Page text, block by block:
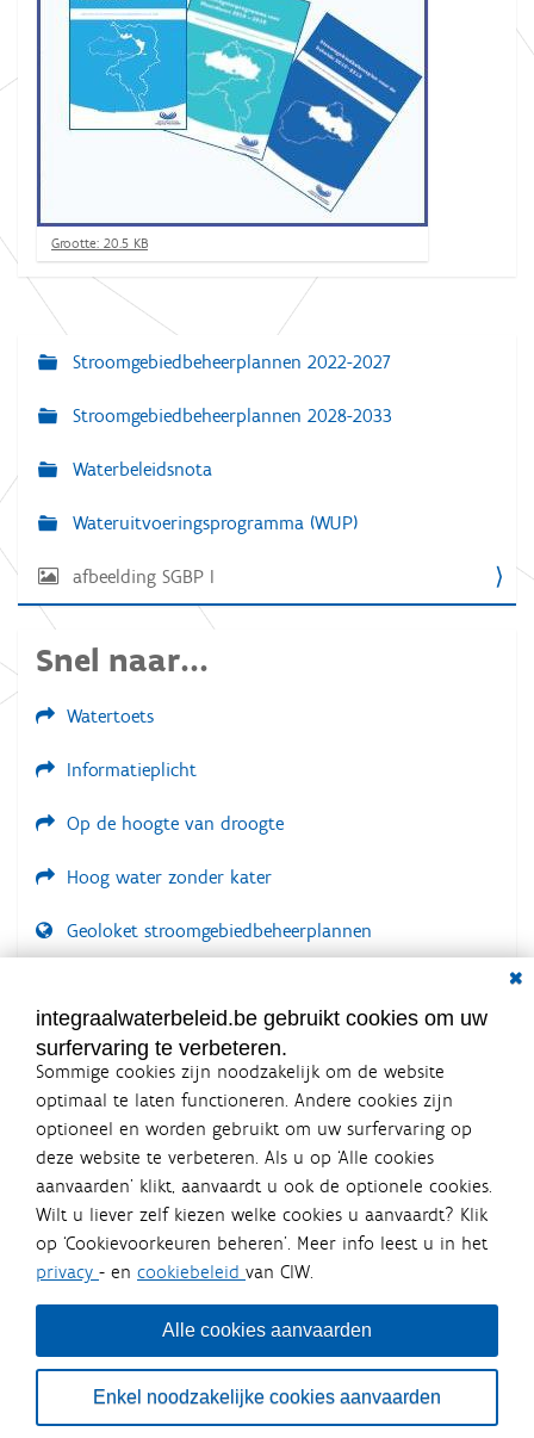
K
l
v
o
e
o
e
i
g
e
w
e
g
e
n
e
b
d
n
g
.
Grootte: 20.5 KB
N
a
i
g
t
e
Stroomgebiedbeheerplannen 2022-2027
Stroomgebiedbeheerplannen 2028-2033
Waterbeleidsnota
Wateruitvoeringsprogramma (WUP)
afbeelding SGBP I
Snel naar...
Watertoets
Informatieplicht
Op de hoogte van droogte
Hoog water zonder kater
Geoloket stroomgebiedbeheerplannen
LOGIN VEREIST
integraalwaterbeleid.be gebruikt cookies om uw
surfervaring te verbeteren.
Sommige cookies zijn noodzakelijk om de website
optimaal te laten functioneren. Andere cookies zijn
optioneel en worden gebruikt om uw surfervaring op
deze website te verbeteren. Als u op ‘Alle cookies
aanvaarden’ klikt, aanvaardt u ook de optionele cookies.
Wilt u liever zelf kiezen welke cookies u aanvaardt? Klik
op ‘Cookievoorkeuren beheren’. Meer info leest u in het
privacy - en cookiebeleid van CIW.
Alle cookies aanvaarden
Enkel noodzakelijke cookies aanvaarden
Integraalwaterbeleid.be is een
officiële website van de Vlaamse
overheid
uitgegeven door Coördinatiecommissie Integraal
Waterbeleid
De Coördinatiecommissie Integraal Waterbeleid (CIW) is een
bestuursniveaus die bij het waterbeleid betrokken zijn. Ook
waterbedrijven nemen deel aan het overleg. Deze
samenwerking zorgt voor een gecoördineerde en
geïntegreerde aanpak van het waterbeleid en waterbeheer
in Vlaanderen.